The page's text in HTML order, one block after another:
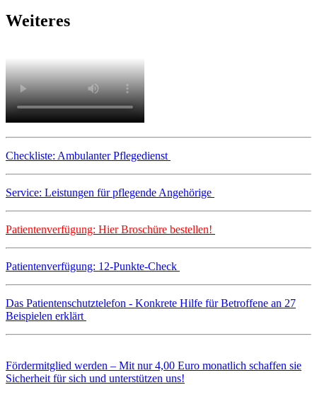
Weiteres
Checkliste: Ambulanter Pflegedienst
Service: Leistungen für pflegende Angehörige
Patientenverfügung: Hier Broschüre bestellen!
Patientenverfügung: 12-Punkte-Check
Das Patientenschutztelefon - Konkrete Hilfe für Betroffene an 27
Beispielen erklärt
Fördermitglied werden – Mit nur 4,00 Euro monatlich schaffen sie
Sicherheit für sich und unterstützen uns!